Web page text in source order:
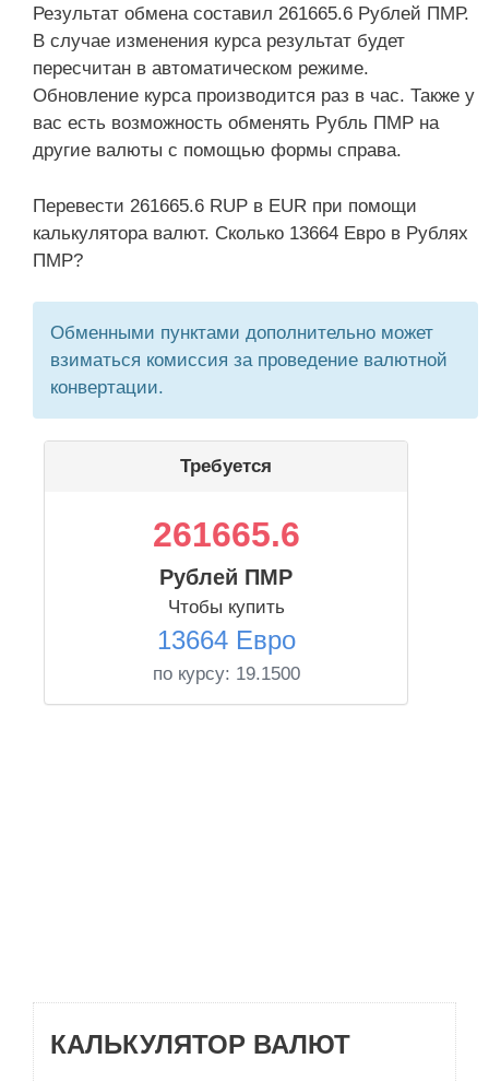
Результат обмена составил 261665.6 Рублей ПМР.
В случае изменения курса результат будет
пересчитан в автоматическом режиме.
Обновление курса производится раз в час. Также у
вас есть возможность обменять Рубль ПМР на
другие валюты с помощью формы справа.
Перевести 261665.6 RUP в EUR при помощи
калькулятора валют. Сколько 13664 Евро в Рублях
ПМР?
Обменными пунктами дополнительно может
взиматься комиссия за проведение валютной
конвертации.
Требуется
261665.6
Рублей ПМР
Чтобы купить
13664 Евро
по курсу: 19.1500
КАЛЬКУЛЯТОР ВАЛЮТ